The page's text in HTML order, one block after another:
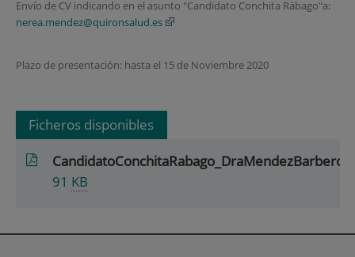
Envío de CV indicando en el asunto "Candidato Conchita Rábago"a:
nerea.mendez@quironsalud.es
Plazo de presentación: hasta el 15 de Noviembre 2020
Ficheros disponibles
91 KB